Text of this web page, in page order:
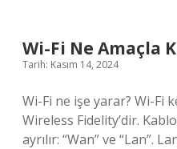
Wi-Fi Ne Amaçla
Tarih: Kasım 14, 2024
Wi-Fi ne işe yarar? Wi-Fi
Wireless Fidelity’dir.
ayrılır: “Wan” ve “Lan”.